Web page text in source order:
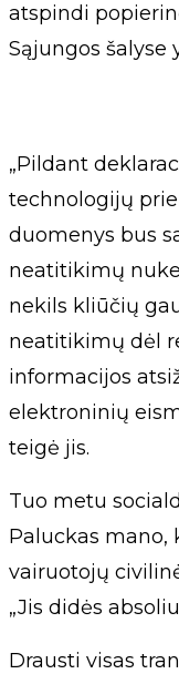
atspindi
Sąjungos šalyse
„Pildant
technologijų
duomenys bus
neatitikimų
nekils kliūčių
neatitikimų dėl
informacijos
elektroninių
teigė jis.
Tuo metu
Paluckas mano,
vairuotojų
„Jis didės
Drausti visas